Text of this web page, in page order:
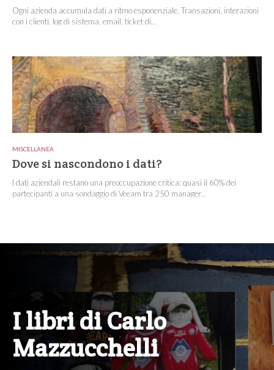
Ogni azienda accumula dati a ritmo esponenziale. Transazioni, interazioni
con i clienti, log di sistema, email, ticket di...
MISCELLANEA
Dove si nascondono i dati?
I dati aziendali restano una preoccupazione critica: quasi il 60% dei
partecipanti a una sondaggio di Veeam tra 250 manager...
I libri di Carlo
Mazzucchelli